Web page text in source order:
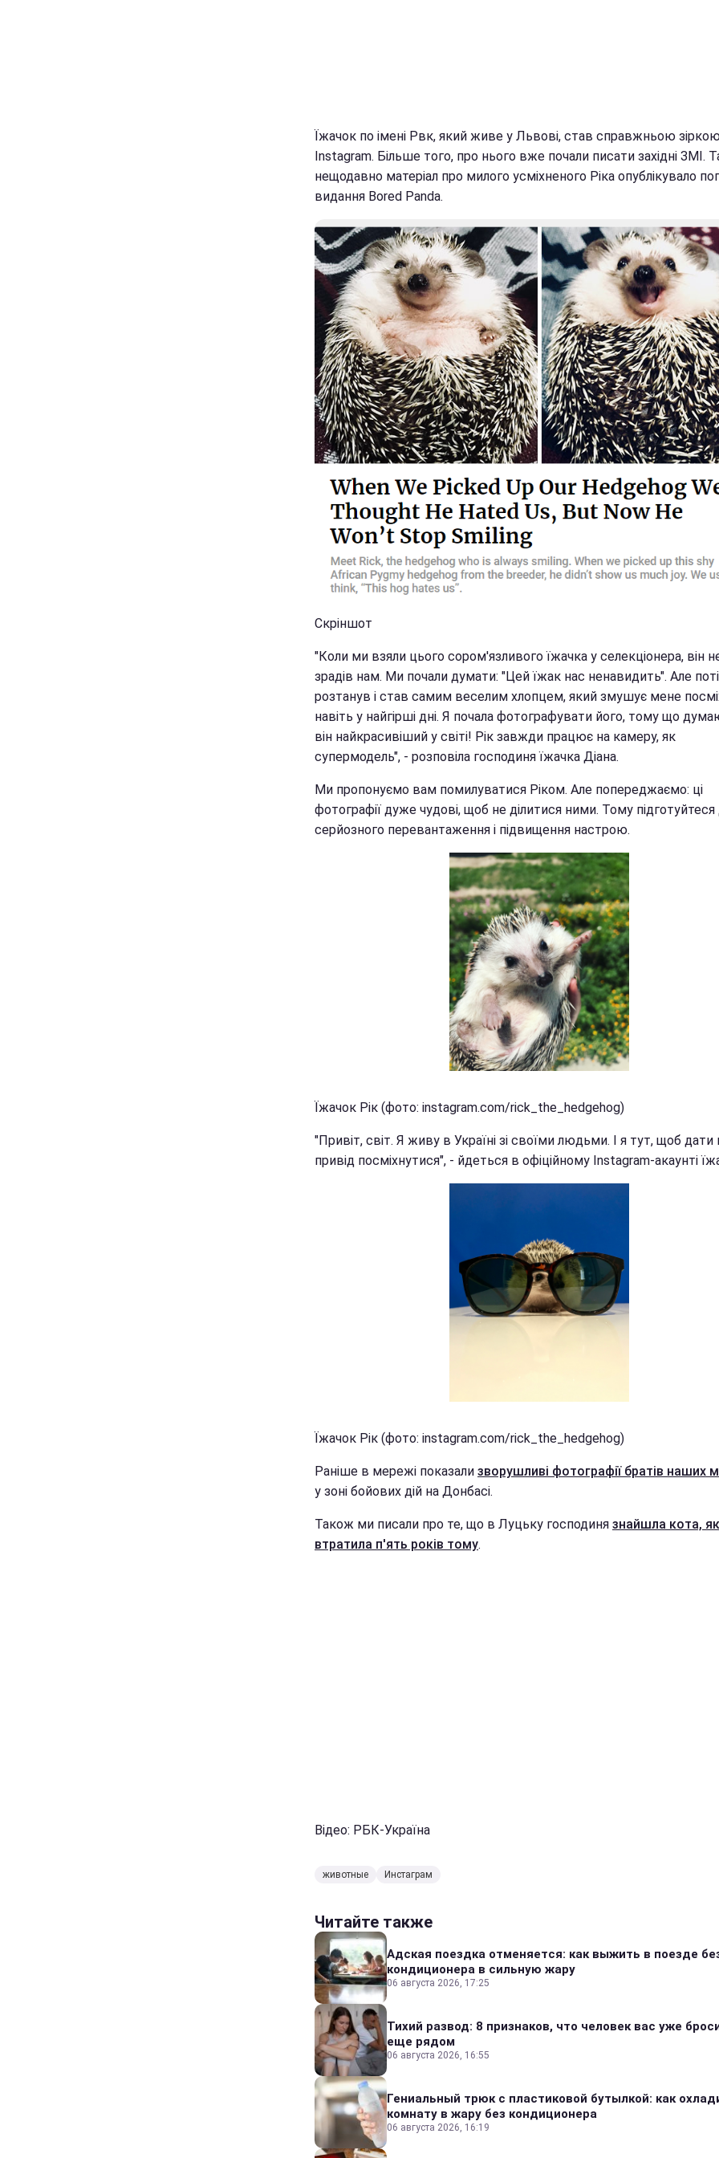
Їжачок по імені Рвк, який живе у Львові, став справжньою
Instagram. Більше того, про нього вже почали писати західні ЗМІ.
нещодавно матеріал про милого усміхненого Ріка опублікувало
видання Bored Panda.
Скріншот
"Коли ми взяли цього сором'язливого їжачка у селекціонера, він
зрадів нам. Ми почали думати: "Цей їжак нас ненавидить". Але
розтанув і став самим веселим хлопцем, який змушує мене
навіть у найгірші дні. Я почала фотографувати його, тому що
він найкрасивіший у світі! Рік завжди працює на камеру, як
супермодель", - розповіла господиня їжачка Діана.
Ми пропонуємо вам помилуватися Ріком. Але попереджаємо: ці
фотографії дуже чудові, щоб не ділитися ними. Тому підготуйтеся
серйозного перевантаження і підвищення настрою.
Їжачок Рік (фото: instagram.com/rick_the_hedgehog)
"Привіт, світ. Я живу в Україні зі своїми людьми. І я тут, щоб
привід посміхнутися", - йдеться в офіційному Instagram-акаунті
Їжачок Рік (фото: instagram.com/rick_the_hedgehog)
Раніше в мережі показали зворушливі фотографії братів наших
у зоні бойових дій на Донбасі.
Також ми писали про те, що в Луцьку господиня знайшла кота,
втратила п'ять років тому.
Відео: РБК-Україна
животные Инстаграм
Читайте также
Адская поездка отменяется: как выжить в поезде
кондиционера в сильную жару
06 августа 2026, 17:25
Тихий развод: 8 признаков, что человек вас уже
еще рядом
06 августа 2026, 16:55
Гениальный трюк с пластиковой бутылкой: как
комнату в жару без кондиционера
06 августа 2026, 16:19